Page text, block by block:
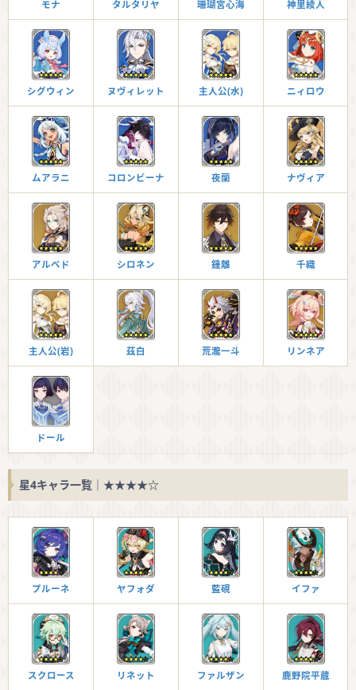
モナ タルタリヤ 珊瑚宮心海 神里綾人
シグウィン ヌヴィレット 主人公(水) ニィロウ
ムアラニ コロンビーナ 夜蘭 ナヴィア
アルベド シロネン 鍾離 千織
主人公(岩) 茲白 荒瀧一斗 リンネア
ドール
星4キャラ一覧｜★★★★☆
プルーネ ヤフォダ 藍硯 イファ
スクロース リネット ファルザン 鹿野院平蔵